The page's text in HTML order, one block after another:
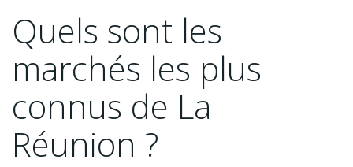
Quels sont les
marchés les plus
connus de La
Réunion ?